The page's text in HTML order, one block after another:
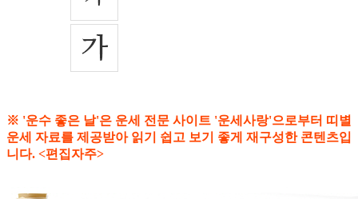
※ '운수 좋은 날'은 운세 전문 사이트 '운세사랑'으로부터 띠별
운세 자료를 제공받아 읽기 쉽고 보기 좋게 재구성한 콘텐츠입
니다. <편집자주>